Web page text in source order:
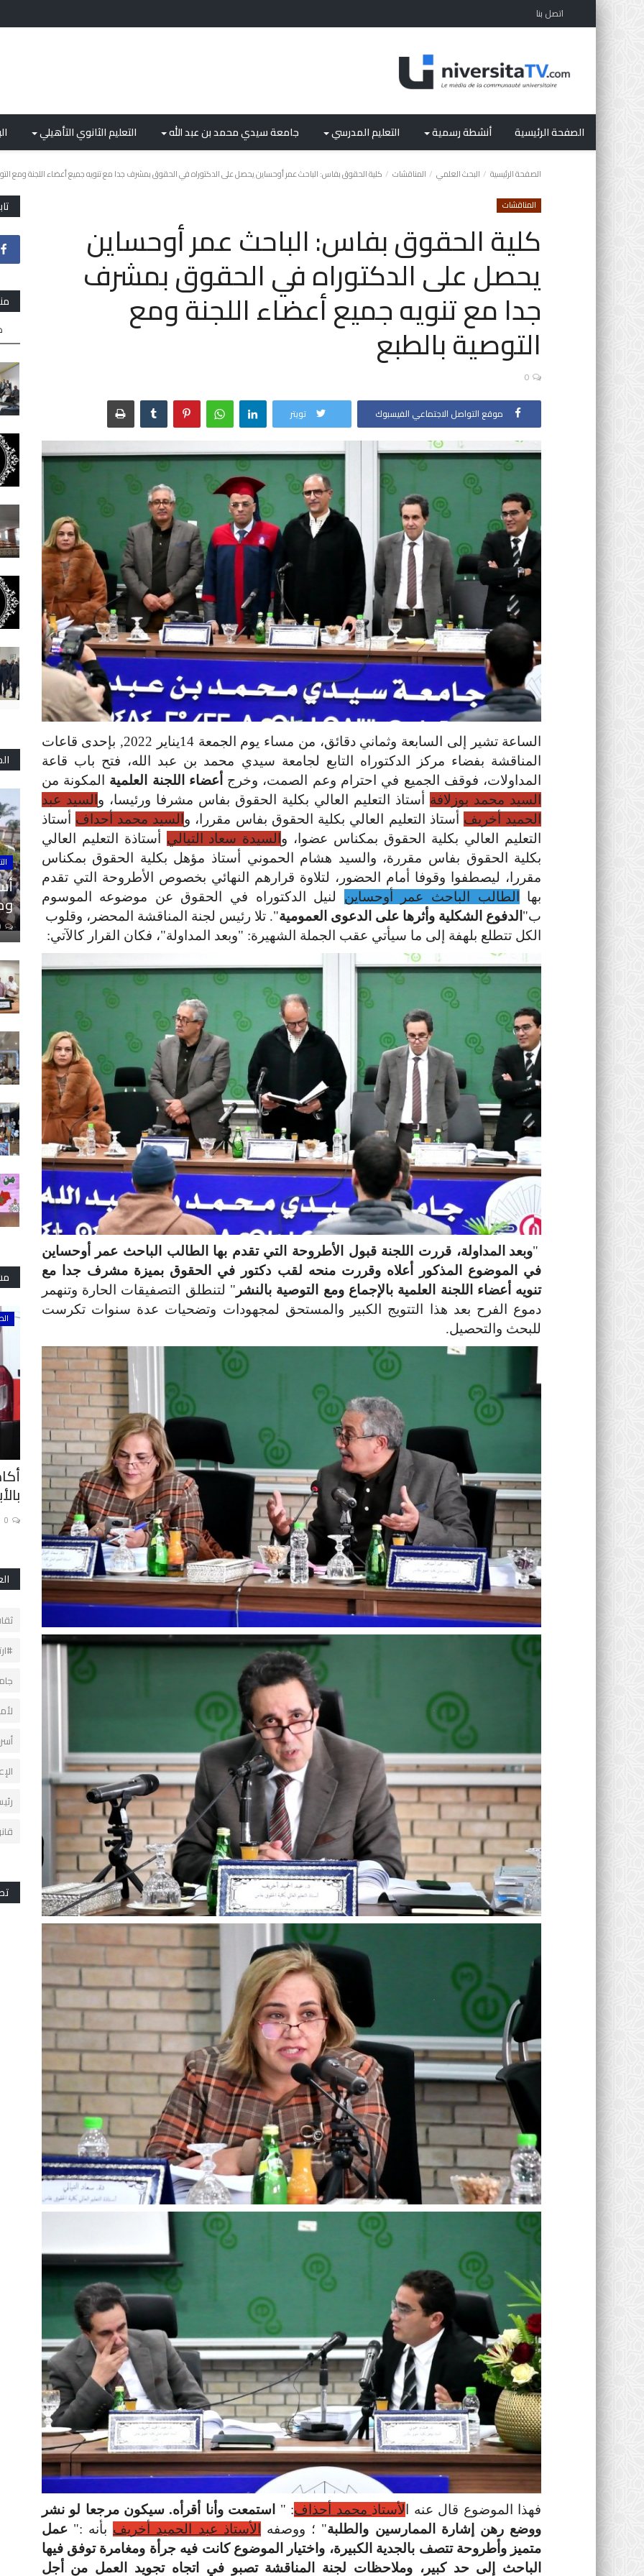
اتصل بنا
الصفحة الرئيسية أنشطة رسمية التعليم المدرسي جامعة سيدي محمد بن عبد الله التعليم الثانوي التأهيلي
الصفحة الرئيسية البحث العلمي المناقشات كلية الحقوق بفاس: الباحث عمر أوحساين يحصل على الدكتوراه في الحقوق بمشرف جدا مع تنويه جميع أعضاء اللجنة ومع
المناقشات
كلية الحقوق بفاس: الباحث عمر أوحساين
يحصل على الدكتوراه في الحقوق بمشرف
جدا مع تنويه جميع أعضاء اللجنة ومع
التوصية بالطبع
0
موقع التواصل الاجتماعي الفيسبوك تويتر
الساعة تشير إلى السابعة وثماني دقائق، من مساء يوم الجمعة 14يناير 2022, بإحدى قاعات
المناقشة بفضاء مركز الدكتوراه التابع لجامعة سيدي محمد بن عبد الله، فتح باب قاعة
المداولات، فوقف الجميع في احترام وعم الصمت، وخرج أعضاء اللجنة العلمية المكونة من
السيد محمد بوزلافة أستاذ التعليم العالي بكلية الحقوق بفاس مشرفا ورئيسا، و السيد عبد
الحميد أخريف أستاذ التعليم العالي بكلية الحقوق بفاس مقررا، و السيد محمد أحداف أستاذ
التعليم العالي بكلية الحقوق بمكناس عضوا، و السيدة سعاد التيالي أستاذة التعليم العالي
بكلية الحقوق بفاس مقررة، والسيد هشام الحموني أستاذ مؤهل بكلية الحقوق بمكناس
مقررا، ليصطفوا وقوفا أمام الحضور، لتلاوة قرارهم النهائي بخصوص الأطروحة التي تقدم
بها
الطالب الباحث عمر أوحساين لنيل الدكتوراه في الحقوق عن موضوعه الموسوم
ب" الدفوع الشكلية وأثرها على الدعوى العمومية". تلا رئيس لجنة المناقشة المحضر، وقلوب
الكل تتطلع بلهفة إلى ما سيأتي عقب الجملة الشهيرة: "وبعد المداولة"، فكان القرار كالآتي:
"وبعد المداولة، قررت اللجنة قبول الأطروحة التي تقدم بها الطالب الباحث عمر أوحساين
في الموضوع المذكور أعلاه وقررت منحه لقب دكتور في الحقوق بميزة مشرف جدا مع
تنويه أعضاء اللجنة العلمية بالإجماع ومع التوصية بالنشر " لتنطلق التصفيقات الحارة وتنهمر
دموع الفرح بعد هذا التتويج الكبير والمستحق لمجهودات وتضحيات عدة سنوات تكرست
للبحث والتحصيل.
فهذا الموضوع قال عنه الأستاذ محمد أحذاف: "
استمعت وأنا أقرأه. سيكون مرجعا لو نشر
ووضع رهن إشارة الممارسين والطلبة" ؛ ووصفه الأستاذ عبد الحميد أخريف بأنه :"عمل
متميز وأطروحة تتصف بالجدية الكبيرة، واختيار الموضوع كانت فيه جرأة ومغامرة توفق فيها
الباحث إلى حد كبير، وملاحظات لجنة المناقشة تصبو في اتجاه تجويد العمل من أجل
0
فلاشات
زيارة ناجحة للقائم بأعمال السفارة
الأمريكية بالمغرب لكلية...
أنشطة جهوية
خميس نادي القراءة والإبداع في : أسماء
ملهمة في التربية...